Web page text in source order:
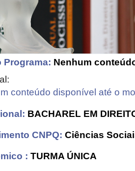
Programa: Nenhum
conteúdo disponível até o
BACHAREL EM
CNPQ: Ciências
: TURMA ÚNICA